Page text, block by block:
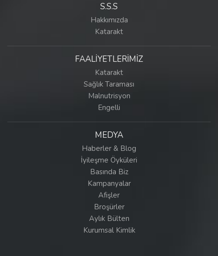
S.S.S
Hakkımızda
Katarakt
FAALİYETLERİMİZ
Katarakt
Sağlık Taraması
Malnutrisyon
Engelli
MEDYA
Haberler & Blog
İyileşme Öyküleri
Basında Biz
Kampanyalar
Afişler
Broşürler
Aylık Bülten
Kurumsal Kimlik